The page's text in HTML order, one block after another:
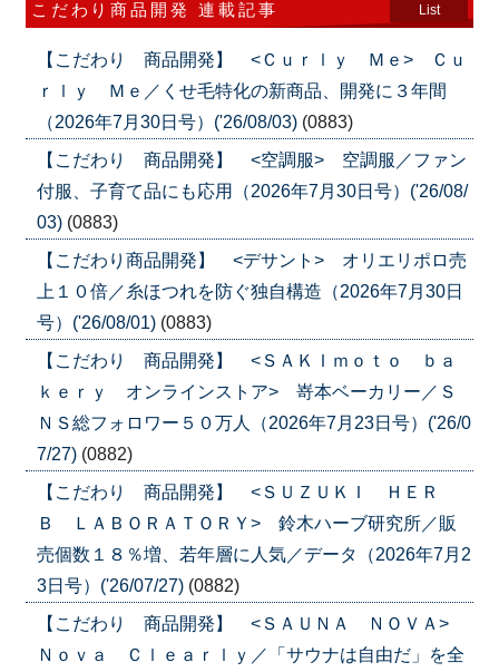
こだわり商品開発 連載記事 List
【こだわり 商品開発】 <Ｃｕｒｌｙ Ｍｅ> Ｃｕ
ｒｌｙ Ｍｅ／くせ毛特化の新商品、開発に３年間
（2026年7月30日号）('26/08/03) (0883)
【こだわり 商品開発】 <空調服> 空調服／ファン
付服、子育て品にも応用（2026年7月30日号）('26/08/
03) (0883)
【こだわり商品開発】 <デサント> オリエリポロ売
上１０倍／糸ほつれを防ぐ独自構造（2026年7月30日
号）('26/08/01) (0883)
【こだわり 商品開発】 <ＳＡＫＩｍｏｔｏ ｂａ
ｋｅｒｙ オンラインストア> 嵜本ベーカリー／Ｓ
ＮＳ総フォロワー５０万人（2026年7月23日号）('26/0
7/27) (0882)
【こだわり 商品開発】 <ＳＵＺＵＫＩ ＨＥＲ
Ｂ ＬＡＢＯＲＡＴＯＲＹ> 鈴木ハーブ研究所／販
売個数１８％増、若年層に人気／データ（2026年7月2
3日号）('26/07/27) (0882)
【こだわり 商品開発】 <ＳＡＵＮＡ ＮＯＶＡ>
Ｎｏｖａ Ｃｌｅａｒｌｙ／「サウナは自由だ」を全